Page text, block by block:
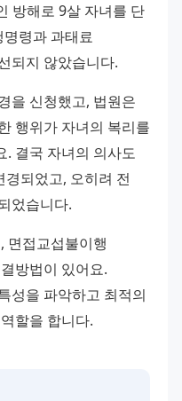
방해로 9살 자녀를 단
령과 과태료
되지 않았습니다.
을 신청했고, 법원은
행위가 자녀의 복리를
. 결국 자녀의 의사도
되었고, 오히려 전
었습니다.
면접교섭불이행
방법이 있어요.
성을 파악하고 최적의
할을 합니다.